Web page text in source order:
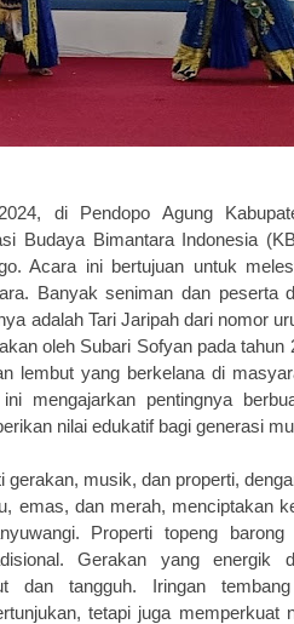
di Pendopo Agung
Budaya Bimantara Indonesia
Acara ini bertujuan untuk
Banyak seniman dan peserta
adalah Tari Jaripah dari nomor
oleh Subari Sofyan pada tahun
lembut yang berkelana di
mengajarkan pentingnya
nilai edukatif bagi generasi
musik, dan properti,
emas, dan merah, menciptakan
Properti topeng barong
Gerakan yang energik
dan tangguh. Iringan tembang
tetapi juga memperkuat